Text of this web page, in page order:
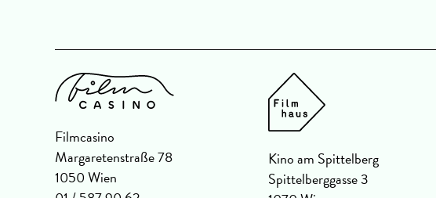
Filmcasino
Margaretenstraße 78
1050 Wien
Kino am Spittelberg
Spittelberggasse 3